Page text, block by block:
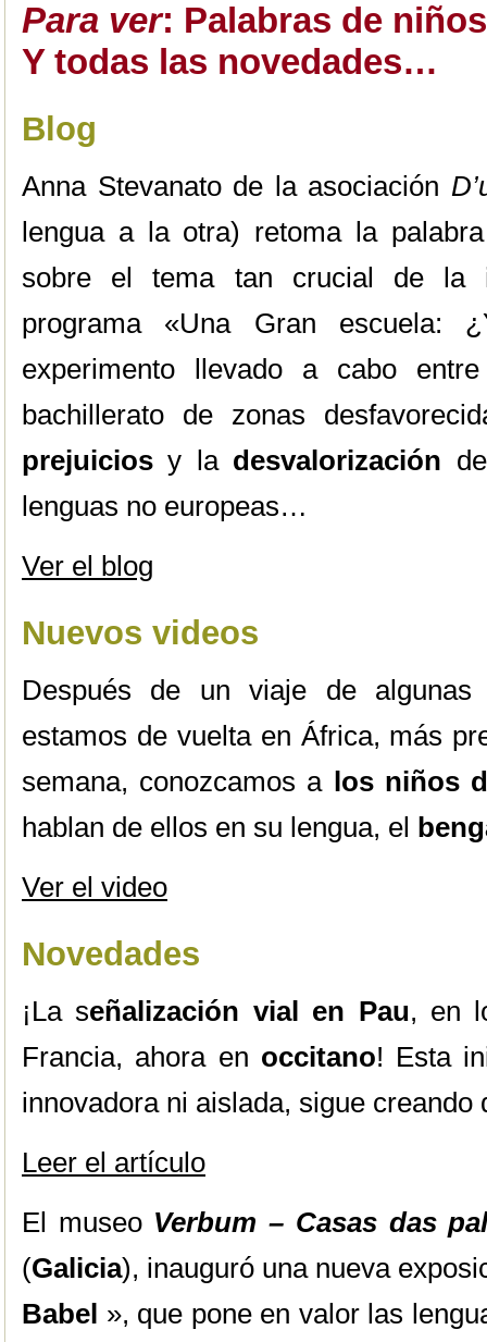
Para ver: Palabras de
Y todas las novedades…
Blog
Anna Stevanato de la asociación
lengua a la otra) retoma la
sobre el tema tan crucial de la
programa «Una Gran
experimento llevado a cabo
bachillerato de zonas
prejuiciosy la desvalorización
lenguas no europeas…
Ver el blog
Nuevos videos
Después de un viaje de algunas
estamos de vuelta en África, más
semana, conozcamos a los niños
hablan de ellos en su lengua, el
Ver el video
Novedades
¡La señalización vial en Pau, en
Francia, ahora en occitano! Esta
innovadora ni aislada, sigue
Leer el artículo
El museo Verbum – Casas das
(Galicia), inauguró una nueva
Babel », que pone en valor las